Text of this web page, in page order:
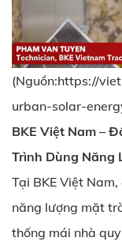
(Nguồn:https://
urban-solar-
BKE Việt Nam –
Trình Dùng Năng
Tại BKE Việt
năng lượng mặt
thống mái nhà